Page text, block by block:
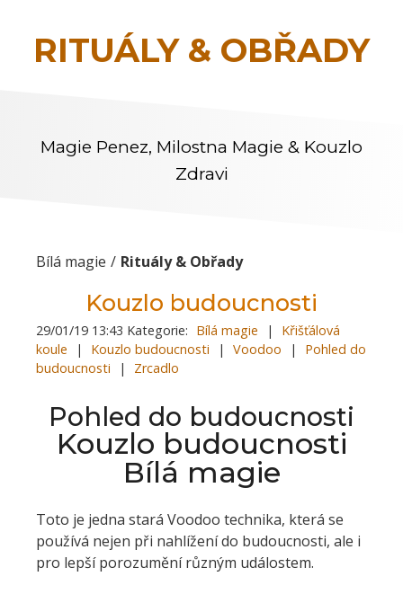
RITUÁLY & OBŘADY
Magie Penez, Milostna Magie & Kouzlo
Zdravi
Bílá magie Rituály & Obřady
Kouzlo budoucnosti
29/01/19 13:43 Kategorie: Bílá magie |
Křišťálová
koule
| Kouzlo budoucnosti | Voodoo |
Pohled do
budoucnosti
| Zrcadlo
Pohled do budoucnosti
Kouzlo budoucnosti
Bílá magie
Toto je jedna stará Voodoo technika, která se
používá nejen při nahlížení do budoucnosti, ale i
pro lepší porozumění různým událostem.